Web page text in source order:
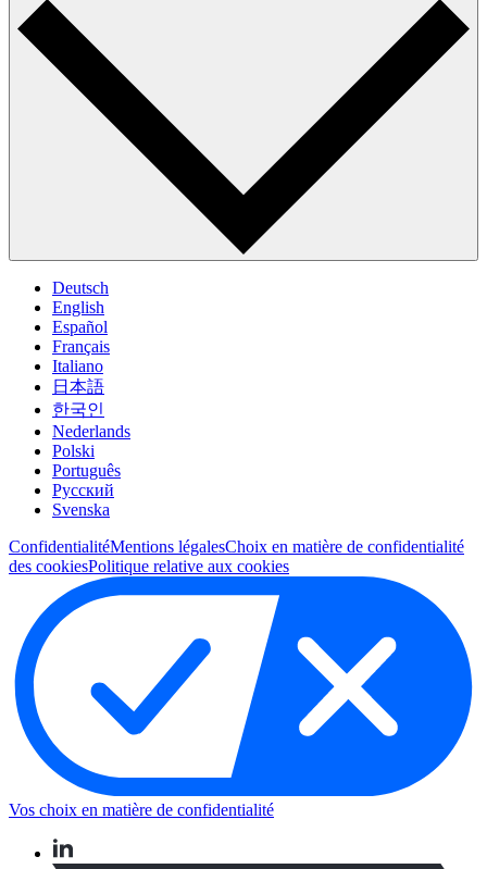
Deutsch
English
Español
Français
Italiano
日本語
한국인
Nederlands
Polski
Português
Pусский
Svenska
ConfidentialitéMentions légalesChoix en matière de confidentialité
des cookiesPolitique relative aux cookies
Vos choix en matière de confidentialité